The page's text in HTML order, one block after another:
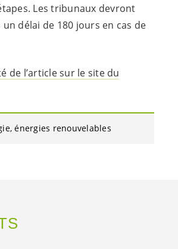
Les tribunaux devront
délai de 180 jours en cas de
de l’article sur le site du
énergies renouvelables